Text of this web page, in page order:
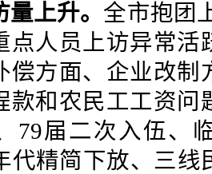
上升。 全市抱团
点人员上访异常活
偿方面、企业改制
款和农民工工资问
79届二次入伍、
代精简下放、三线